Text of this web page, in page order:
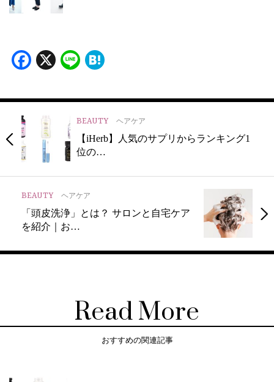
Facebook
X Line
BEAUTY ヘアケア
【iHerb】人気のサプリからランキング1
位の…
BEAUTY ヘアケア
「頭皮洗浄」とは？ サロンと自宅ケア
を紹介｜お…
Read More
おすすめの関連記事